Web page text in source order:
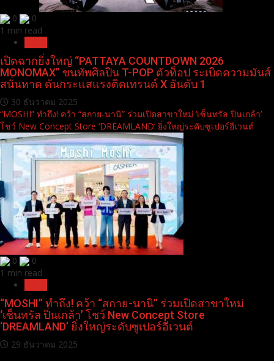
0
0
1 min read
เปิดฉากยิ่งใหญ่ “PATTAYA COUNTDOWN 2026
MONOMAX” ขนทัพศิลปิน T-POP ตัวท็อป ระเบิดความมันส์
สนั่นหาด ดันกระแสแรงติดเทรนด์ X อันดับ 1
30 ธันวาคม 2025
“MOSHI” ทำถึง! คว้า “สกาย-นานิ” ร่วมเปิดสาขาใหม่ ‘เซ็นทรัล ปิ่นเกล้า’
โชว์ New Concept Store ‘DREAMLAND’ ยิ่งใหญ่ระดับซูเปอร์อีเวนต์
0
0
1 min read
“MOSHI” ทำถึง! คว้า “สกาย-นานิ” ร่วมเปิดสาขาใหม่
‘เซ็นทรัล ปิ่นเกล้า’ โชว์ New Concept Store
‘DREAMLAND’ ยิ่งใหญ่ระดับซูเปอร์อีเวนต์
29 ธันวาคม 2025